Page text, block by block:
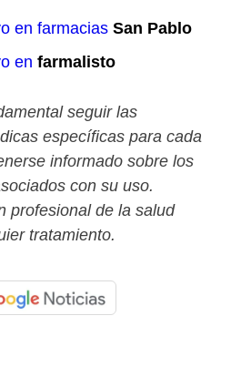
en farmaciasSan Pablo
enfarmalisto
seguir las
específicas para cada
informado sobre los
con su uso.
profesional de la salud
tratamiento.